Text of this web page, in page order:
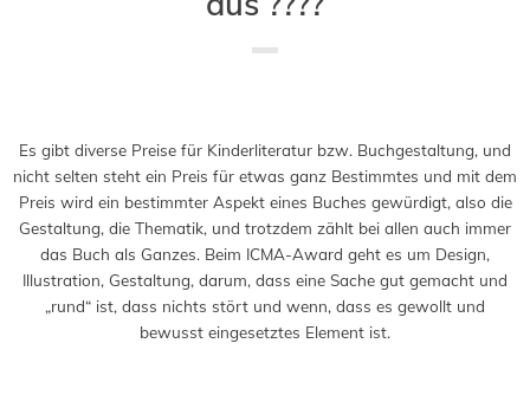
Es gibt diverse Preise für Kinderliteratur bzw. Buchgestaltung, und
nicht selten steht ein Preis für etwas ganz Bestimmtes und mit dem
Preis wird ein bestimmter Aspekt eines Buches gewürdigt, also die
Gestaltung, die Thematik, und trotzdem zählt bei allen auch immer
das Buch als Ganzes. Beim ICMA-Award geht es um Design,
Illustration, Gestaltung, darum, dass eine Sache gut gemacht und
„rund“ ist, dass nichts stört und wenn, dass es gewollt und
bewusst eingesetztes Element ist.